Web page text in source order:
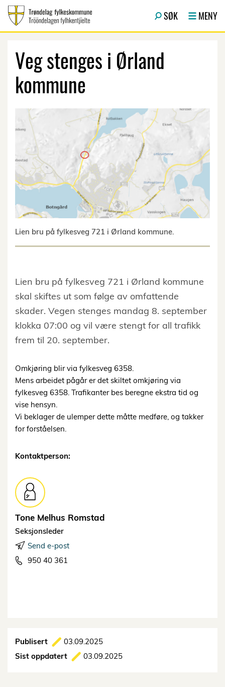
SØK MENY
Veg stenges i Ørland
kommune
Lien bru på fylkesveg 721 i Ørland kommune.
Lien bru på fylkesveg 721 i Ørland kommune
skal skiftes ut som følge av omfattende
skader. Vegen stenges mandag 8. september
klokka 07:00 og vil være stengt for all trafikk
frem til 20. september.
Omkjøring blir via fylkesveg 6358.
Mens arbeidet pågår er det skiltet omkjøring via
fylkesveg 6358. Trafikanter bes beregne ekstra tid og
vise hensyn.
Vi beklager de ulemper dette måtte medføre, og takker
for forståelsen.
Kontaktperson:
Tone Melhus Romstad
Seksjonsleder
Send e-post
950 40 361
Publisert
03.09.2025
Sist oppdatert
03.09.2025